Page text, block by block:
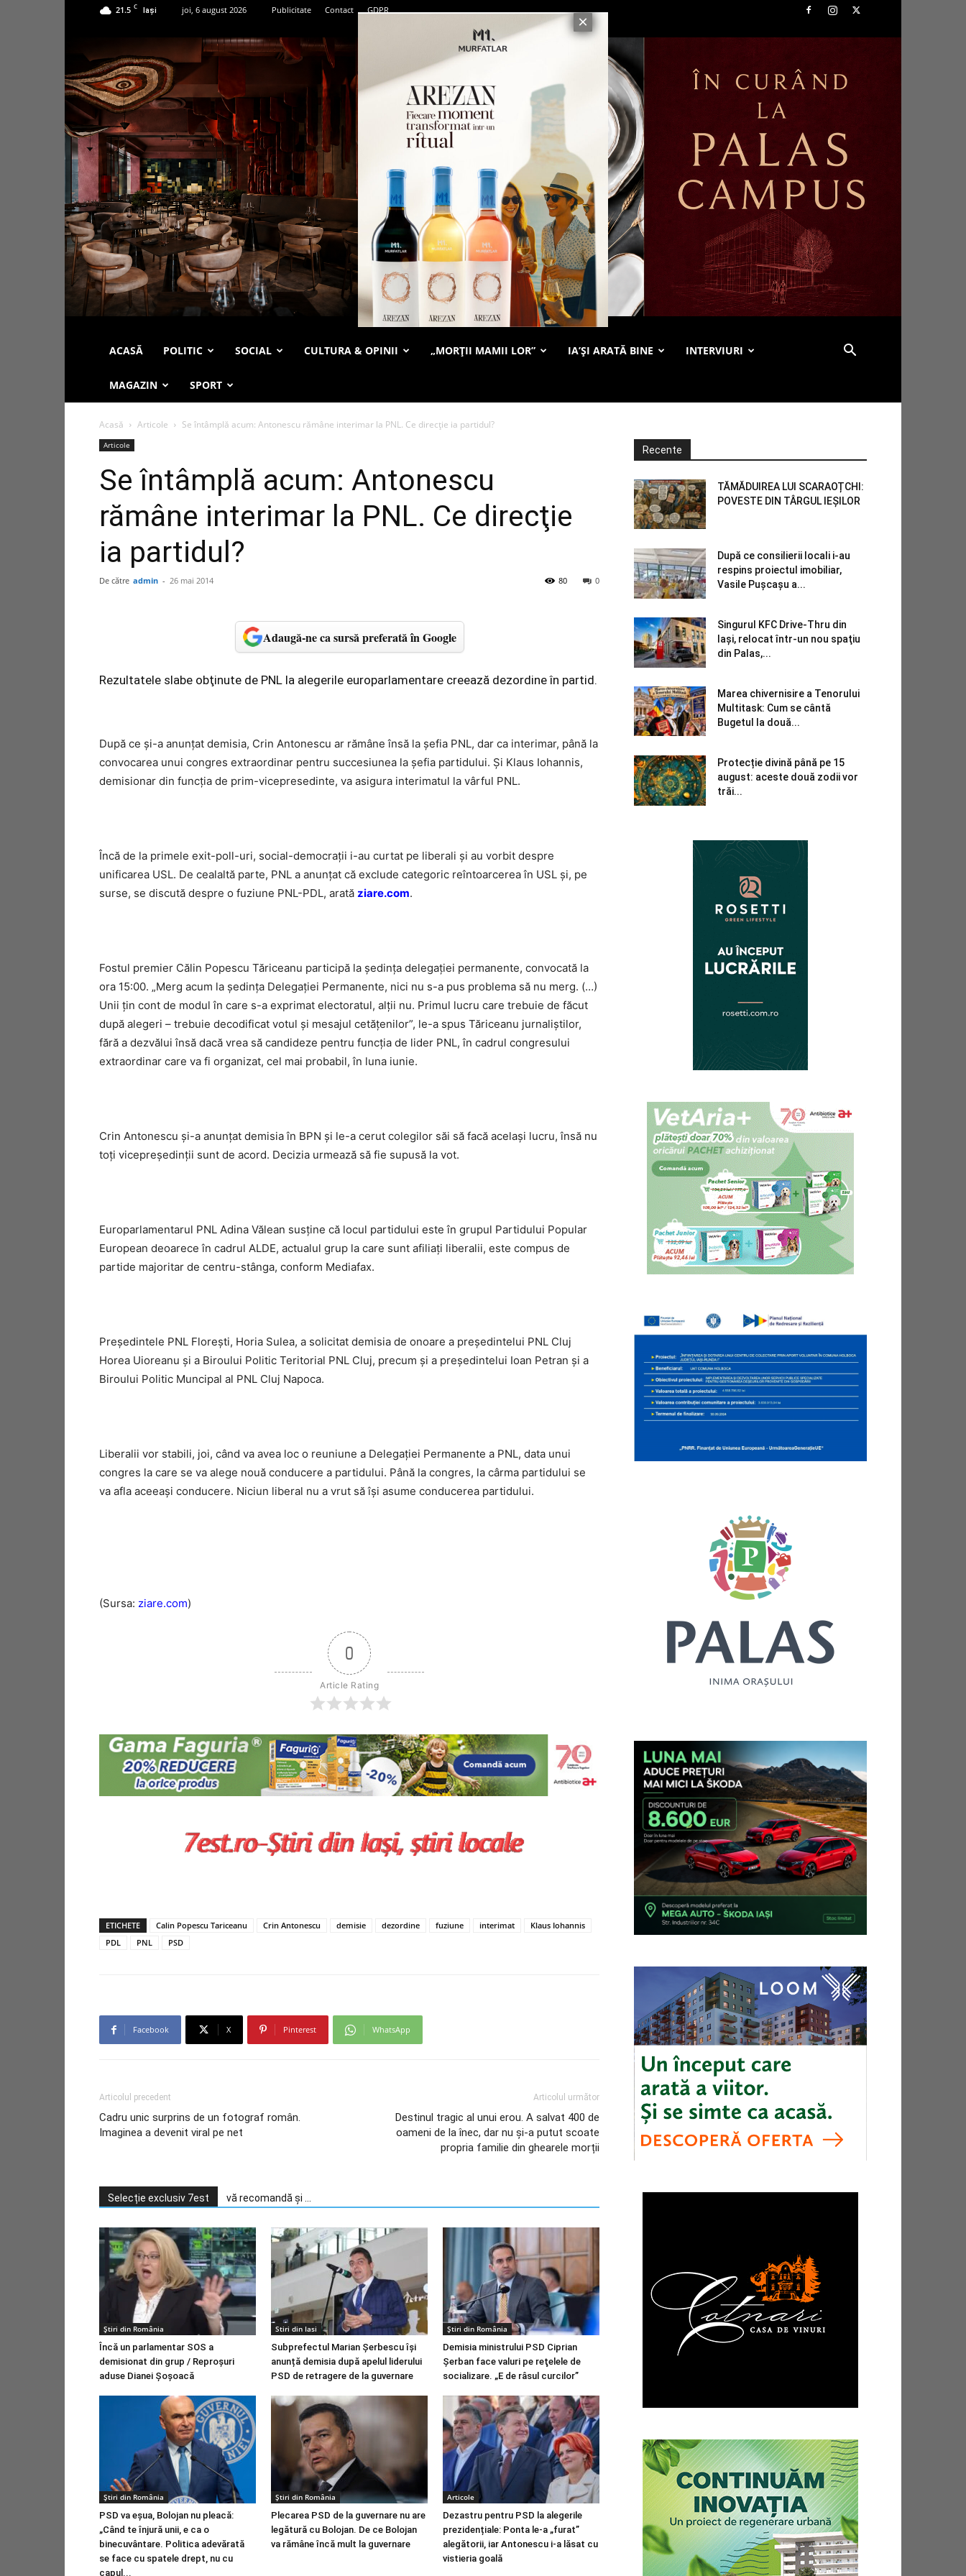
21.5 C Iași joi, 6 august 2026 Publicitate Contact GDPR
ACASĂ POLITIC SOCIAL CULTURA & OPINII „MORȚII MAMII LOR” IA’ȘI ARATĂ BINE INTERVIURI
MAGAZIN SPORT
Acasă Articole Se întâmplă acum: Antonescu rămâne interimar la PNL. Ce direcţie ia partidul?
Articole
Se întâmplă acum: Antonescu
rămâne interimar la PNL. Ce direcţie
ia partidul?
De către admin - 26 mai 2014 0
80
Adaugă-ne ca sursă preferată în Google
Rezultatele slabe obţinute de PNL la alegerile europarlamentare creează dezordine în partid.
După ce şi-a anunţat demisia, Crin Antonescu ar rămâne însă la şefia PNL, dar ca interimar, până la
convocarea unui congres extraordinar pentru succesiunea la şefia partidului. Şi Klaus Iohannis,
demisionar din funcţia de prim-vicepresedinte, va asigura interimatul la vârful PNL.
Încă de la primele exit-poll-uri, social-democraţii i-au curtat pe liberali şi au vorbit despre
unificarea USL. De cealaltă parte, PNL a anunţat că exclude categoric reîntoarcerea în USL şi, pe
surse, se discută despre o fuziune PNL-PDL, arată ziare.com.
Fostul premier Călin Popescu Tăriceanu participă la şedinţa delegaţiei permanente, convocată la
ora 15:00. „Merg acum la şedinţa Delegaţiei Permanente, nici nu s-a pus problema să nu merg. (…)
Unii ţin cont de modul în care s-a exprimat electoratul, alţii nu. Primul lucru care trebuie de făcut
după alegeri – trebuie decodificat votul şi mesajul cetăţenilor”, le-a spus Tăriceanu jurnaliştilor,
fără a dezvălui însă dacă vrea să candideze pentru funcţia de lider PNL, în cadrul congresului
extraordinar care va fi organizat, cel mai probabil, în luna iunie.
Crin Antonescu şi-a anunţat demisia în BPN şi le-a cerut colegilor săi să facă acelaşi lucru, însă nu
toţi vicepreşedinţii sunt de acord. Decizia urmează să fie supusă la vot.
Europarlamentarul PNL Adina Vălean susţine că locul partidului este în grupul Partidului Popular
European deoarece în cadrul ALDE, actualul grup la care sunt afiliaţi liberalii, este compus de
partide majoritar de centru-stânga, conform Mediafax.
Preşedintele PNL Floreşti, Horia Sulea, a solicitat demisia de onoare a preşedintelui PNL Cluj
Horea Uioreanu şi a Biroului Politic Teritorial PNL Cluj, precum şi a preşedintelui Ioan Petran şi a
Biroului Politic Muncipal al PNL Cluj Napoca.
Liberalii vor stabili, joi, când va avea loc o reuniune a Delegaţiei Permanente a PNL, data unui
congres la care se va alege nouă conducere a partidului. Până la congres, la cârma partidului se
va afla aceeaşi conducere. Niciun liberal nu a vrut să îşi asume conducerea partidului.
(Sursa: ziare.com)
0
Article Rating
ETICHETE Calin Popescu Tariceanu Crin Antonescu demisie dezordine fuziune interimat
Klaus Iohannis
PDL
PNL PSD
Facebook X Pinterest WhatsApp
Articolul precedent
Cadru unic surprins de un fotograf român.
Imaginea a devenit viral pe net
Articolul următor
Destinul tragic al unui erou. A salvat 400 de
oameni de la înec, dar nu și-a putut scoate
propria familie din ghearele morții
Selecție exclusiv 7est vă recomandă și ...
Știri din România
Încă un parlamentar SOS a
demisionat din grup / Reproșuri
aduse Dianei Șoșoacă
Stiri din Iasi
Subprefectul Marian Șerbescu își
anunță demisia după apelul liderului
PSD de retragere de la guvernare
Știri din România
Demisia ministrului PSD Ciprian
Şerban face valuri pe reţelele de
socializare. „E de râsul curcilor”
Știri din România
PSD va eșua, Bolojan nu pleacă:
„Când te înjură unii, e ca o
binecuvântare. Politica adevărată
se face cu spatele drept, nu cu
capul...
Știri din România
Plecarea PSD de la guvernare nu are
legătură cu Bolojan. De ce Bolojan
va rămâne încă mult la guvernare
Articole
Dezastru pentru PSD la alegerile
prezidențiale: Ponta le-a „furat”
alegătorii, iar Antonescu i-a lăsat cu
vistieria goală
Recente
TĂMĂDUIREA LUI SCARAOȚCHI:
POVESTE DIN TÂRGUL IEȘILOR
După ce consilierii locali i-au
respins proiectul imobiliar,
Vasile Pușcașu a...
Singurul KFC Drive-Thru din
Iași, relocat într-un nou spaţiu
din Palas,...
Marea chivernisire a Tenorului
Multitask: Cum se cântă
Bugetul la două...
Protecție divină până pe 15
august: aceste două zodii vor
trăi...